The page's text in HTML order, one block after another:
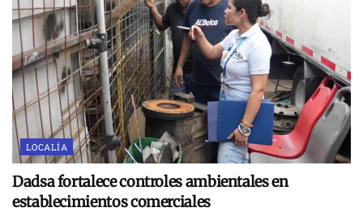
LOCALÍA
Dadsa fortalece controles ambientales en
establecimientos comerciales